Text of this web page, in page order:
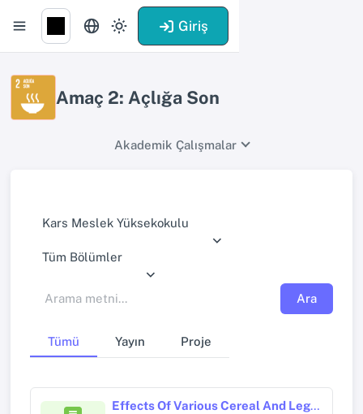
Giriş
Amaç 2: Açlığa Son
Akademik Çalışmalar
Kars Meslek Yüksekokulu
Tüm Bölümler
Ara
Tümü Yayın Proje
Effects Of Various Cereal And Legume Flour Mixtures On The Development And Crude Protein Content Of Tenebrio Molitor L. (Coleoptera: Tenebrionidae) Larvae